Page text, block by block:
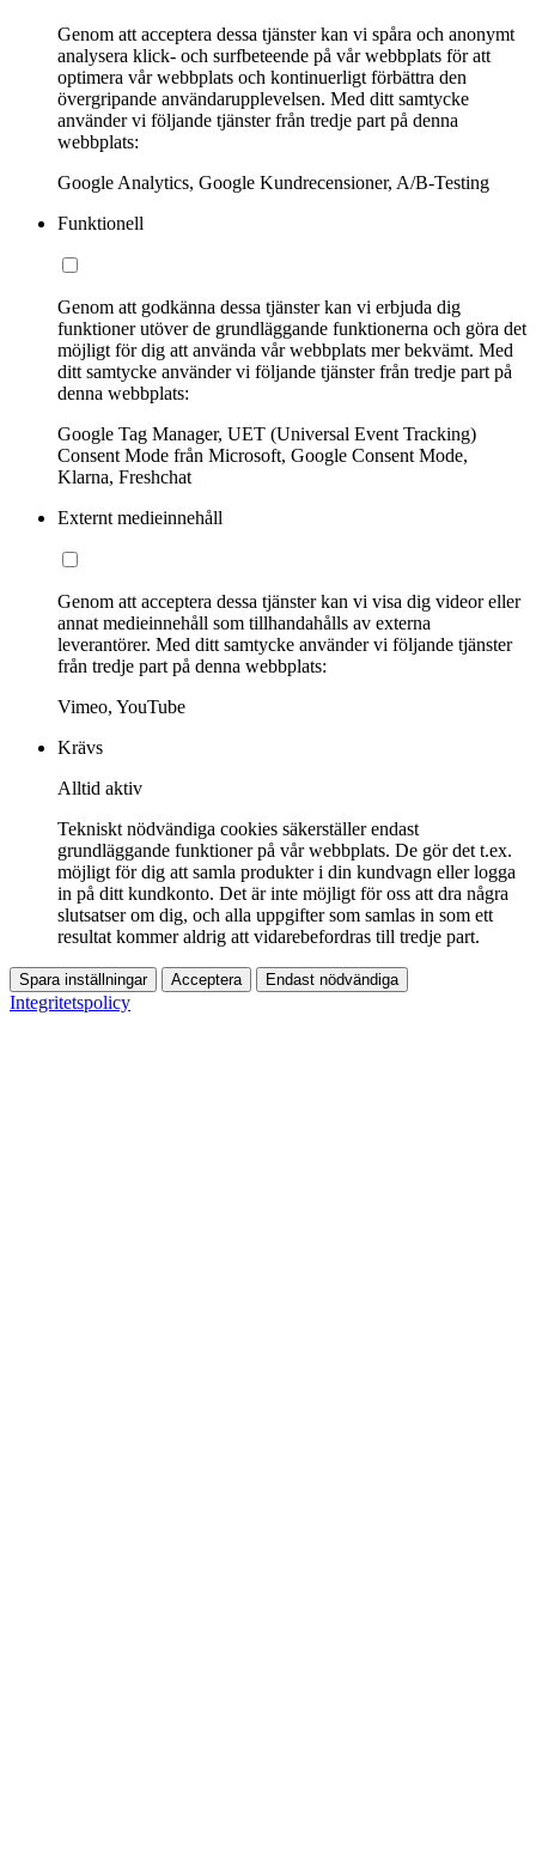
Genom att acceptera dessa tjänster kan vi spåra och anonymt
analysera klick- och surfbeteende på vår webbplats för att
optimera vår webbplats och kontinuerligt förbättra den
övergripande användarupplevelsen. Med ditt samtycke
använder vi följande tjänster från tredje part på denna
webbplats:
Google Analytics, Google Kundrecensioner, A/B-Testing
Funktionell
Genom att godkänna dessa tjänster kan vi erbjuda dig
funktioner utöver de grundläggande funktionerna och göra det
möjligt för dig att använda vår webbplats mer bekvämt. Med
ditt samtycke använder vi följande tjänster från tredje part på
denna webbplats:
Google Tag Manager, UET (Universal Event Tracking)
Consent Mode från Microsoft, Google Consent Mode,
Klarna, Freshchat
Externt medieinnehåll
Genom att acceptera dessa tjänster kan vi visa dig videor eller
annat medieinnehåll som tillhandahålls av externa
leverantörer. Med ditt samtycke använder vi följande tjänster
från tredje part på denna webbplats:
Vimeo, YouTube
Krävs
Alltid aktiv
Tekniskt nödvändiga cookies säkerställer endast
grundläggande funktioner på vår webbplats. De gör det t.ex.
möjligt för dig att samla produkter i din kundvagn eller logga
in på ditt kundkonto. Det är inte möjligt för oss att dra några
slutsatser om dig, och alla uppgifter som samlas in som ett
resultat kommer aldrig att vidarebefordras till tredje part.
Spara inställningar Acceptera Endast nödvändiga
Integritetspolicy